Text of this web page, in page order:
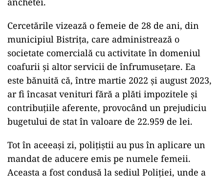
Cercetările vizează o femeie de 28 de ani, din
municipiul Bistrița, care administrează o
societate comercială cu activitate în domeniul
coafurii și altor servicii de înfrumusețare. Ea
este bănuită că, între martie 2022 și august 2023,
ar fi încasat venituri fără a plăti impozitele și
contribuțiile aferente, provocând un prejudiciu
bugetului de stat în valoare de 22.959 de lei.
Tot în aceeași zi, polițiștii au pus în aplicare un
mandat de aducere emis pe numele femeii.
Aceasta a fost condusă la sediul Poliției, unde a